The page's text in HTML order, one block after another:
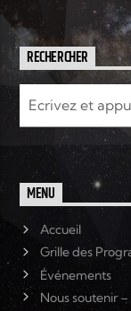
RECHERCHER
MENU
Accueil
Grille des
Événements
Nous soutenir